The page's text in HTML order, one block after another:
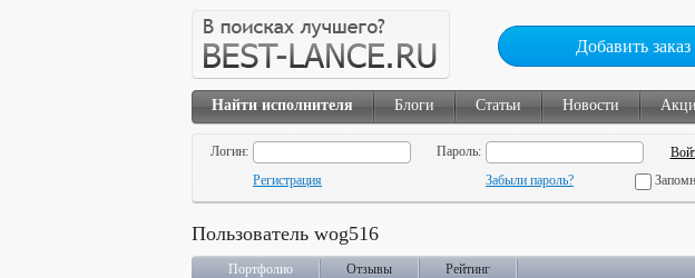
Добавить заказ
Найти исполнителя Блоги Статьи Новости
Логин:
Пароль:
Регистрация
Забыли пароль?
Пользователь wog516
Портфолио Отзывы Рейтинг